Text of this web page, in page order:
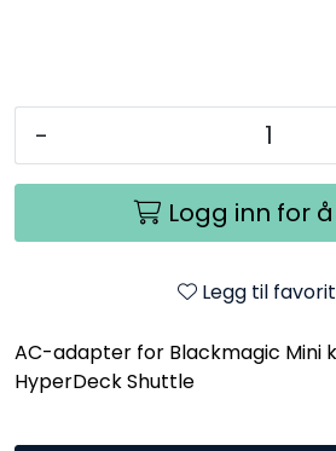
-
Logg inn for
Legg til
AC-adapter for Blackmagic Mini
HyperDeck Shuttle